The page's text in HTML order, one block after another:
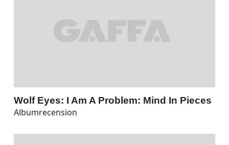
Wolf Eyes: I Am A Problem: Mind In Pieces
Albumrecension